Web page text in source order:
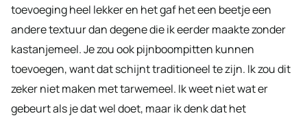
toevoeging heel lekker en het gaf het een beetje een
andere textuur dan degene die ik eerder maakte zonder
kastanjemeel. Je zou ook pijnboompitten kunnen
toevoegen, want dat schijnt traditioneel te zijn. Ik zou dit
zeker niet maken met tarwemeel. Ik weet niet wat er
gebeurt als je dat wel doet, maar ik denk dat het